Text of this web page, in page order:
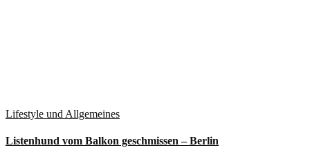
Lifestyle und Allgemeines
Listenhund vom Balkon geschmissen – Berlin